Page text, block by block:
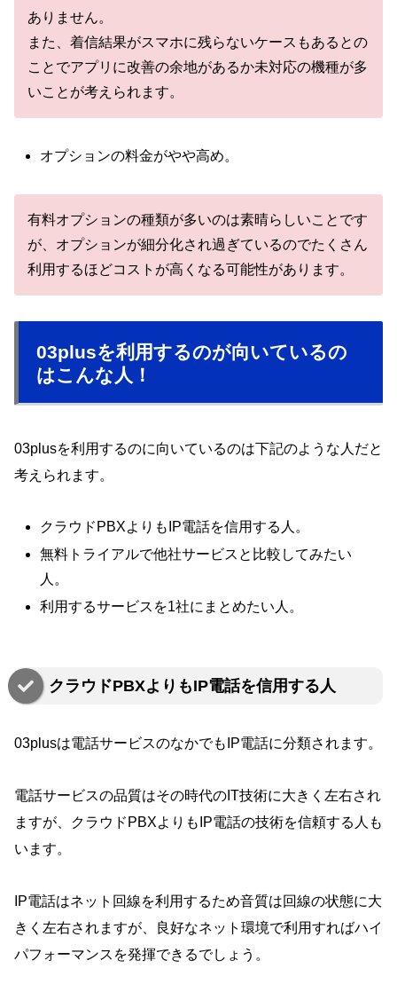
ありません。
また、着信結果がスマホに残らないケースもあるとの
ことでアプリに改善の余地があるか未対応の機種が多
いことが考えられます。
オプションの料金がやや高め。
有料オプションの種類が多いのは素晴らしいことです
が、オプションが細分化され過ぎているのでたくさん
利用するほどコストが高くなる可能性があります。
03plusを利用するのが向いているの
はこんな人！
03plusを利用するのに向いているのは下記のような人だと
考えられます。
クラウドPBXよりもIP電話を信用する人。
無料トライアルで他社サービスと比較してみたい
人。
利用するサービスを1社にまとめたい人。
クラウドPBXよりもIP電話を信用する人
03plusは電話サービスのなかでもIP電話に分類されます。
電話サービスの品質はその時代のIT技術に大きく左右され
ますが、クラウドPBXよりもIP電話の技術を信頼する人も
います。
IP電話はネット回線を利用するため音質は回線の状態に大
きく左右されますが、良好なネット環境で利用すればハイ
パフォーマンスを発揮できるでしょう。